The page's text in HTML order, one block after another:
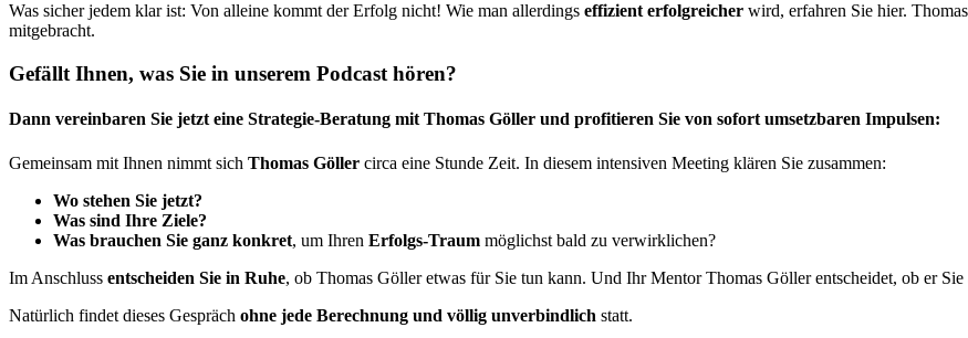
Was sicher jedem klar ist: Von alleine kommt der Erfolg nicht! Wie man allerdings effizient erfolgreicher wird, erfahren Sie hier.
mitgebracht.
Gefällt Ihnen, was Sie in unserem Podcast hören?
Dann vereinbaren Sie jetzt eine Strategie-Beratung mit Thomas Göller und profitieren Sie von sofort umsetzbaren Impulsen:
Gemeinsam mit Ihnen nimmt sich Thomas Göller circa eine Stunde Zeit. In diesem intensiven Meeting klären Sie zusammen:
Wo stehen Sie jetzt?
Was sind Ihre Ziele?
Was brauchen Sie ganz konkret, um Ihren Erfolgs-Traum möglichst bald zu verwirklichen?
Im Anschluss entscheiden Sie in Ruhe, ob Thomas Göller etwas für Sie tun kann. Und Ihr Mentor Thomas Göller entscheidet, ob er
Natürlich findet dieses Gespräch ohne jede Berechnung und völlig unverbindlich statt.